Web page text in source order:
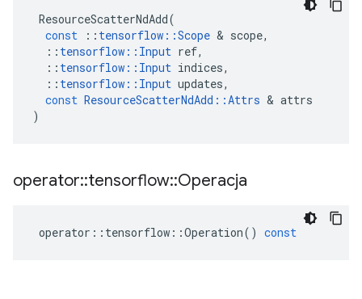
ResourceScatterNdAdd(
const
:: tensorflow ::Scope & scope,
:: tensorflow :: Input ref,
:: tensorflow :: Input indices,
:: tensorflow :: Input updates,
const ResourceScatterNdAdd ::Attrs & attrs
)
operator::tensorflow::Operacja
operator :: tensorflow ::Operation() const